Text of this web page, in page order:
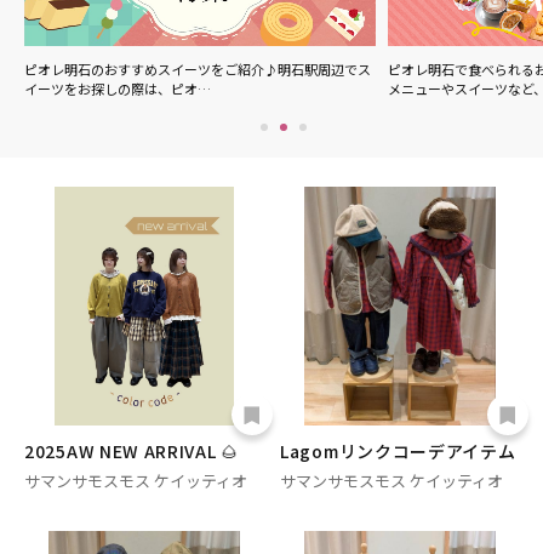
ピオレ明石のおすすめスイーツをご紹介♪明石駅周辺でス
イーツをお探しの際は、ピオ…
ピオレ明石で食べられる
メニューやスイーツなど
2025AW NEW ARRIVAL 🌰
サマンサモスモス ケイッティオ
Lagomリンクコーデアイテム
サマンサモスモス ケイッティオ